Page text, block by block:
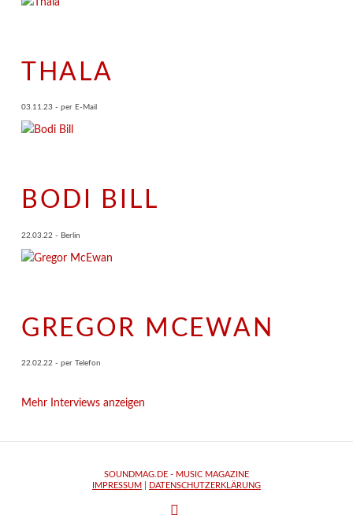
THALA
03.11.23 - per E-Mail
BODI BILL
22.03.22 - Berlin
GREGOR MCEWAN
22.02.22 - per Telefon
Mehr Interviews anzeigen
SOUNDMAG.DE - MUSIC MAGAZINE
IMPRESSUM
DATENSCHUTZERKLÄRUNG